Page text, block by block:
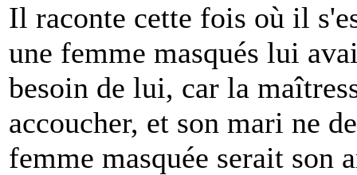
Il raconte cette fois où il
une femme masqués lui
besoin de lui, car la
accoucher, et son mari ne
femme masquée serait son